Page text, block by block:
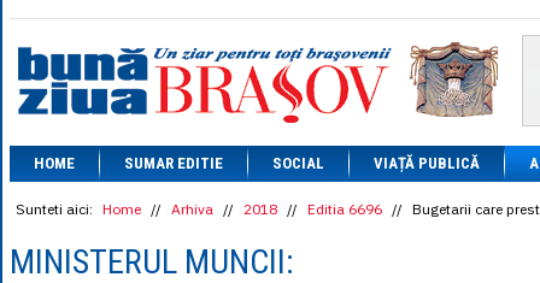
= 5.8304
1 XAU= 464.4611
1 AED= 1.1933
1 AUD= 2.7957
1 BGN= 2.5449
1 CAD= 3.1559
1 CHF= 5.2813
1 CNY= 0.6015
HOME SUMAR EDITIE SOCIAL VIAȚĂ PUBLICĂ
Sunteti aici: Home // Arhiva // 2018 // Editia 6696 // Bugetarii care
MINISTERUL MUNCII: